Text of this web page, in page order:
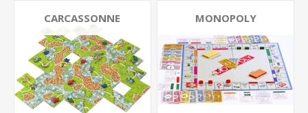
CARCASSONNE MONOPOLY